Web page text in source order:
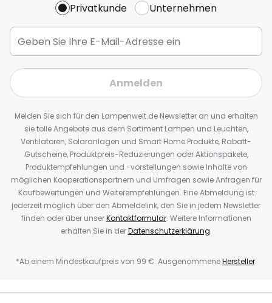
Privatkunde Unternehmen
Anmelden
Melden Sie sich für den Lampenwelt.de Newsletter an und erhalten
sie tolle Angebote aus dem Sortiment Lampen und Leuchten,
Ventilatoren, Solaranlagen und Smart Home Produkte, Rabatt-
Gutscheine, Produktpreis-Reduzierungen oder Aktionspakete,
Produktempfehlungen und -vorstellungen sowie Inhalte von
möglichen Kooperationspartnern und Umfragen sowie Anfragen für
Kaufbewertungen und Weiterempfehlungen. Eine Abmeldung ist
jederzeit möglich über den Abmeldelink, den Sie in jedem Newsletter
finden oder über unserKontaktformular. Weitere Informationen
erhalten Sie in derDatenschutzerklärung.
*Ab einem Mindestkaufpreis von 99 €. AusgenommeneHersteller.